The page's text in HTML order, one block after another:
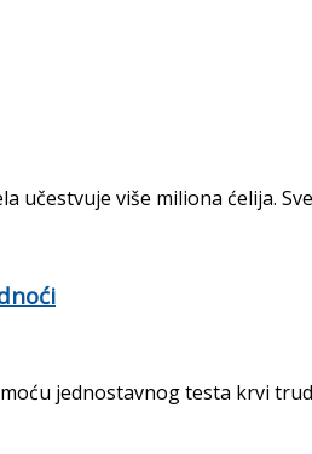
učestvuje više miliona ćelija.
jednostavnog testa krvi